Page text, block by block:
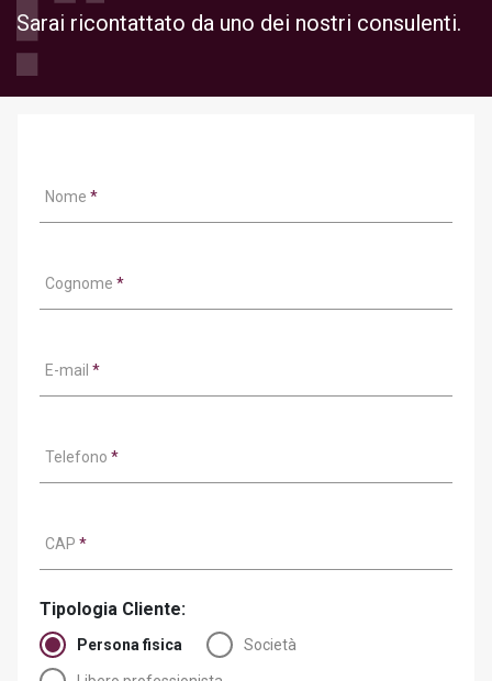
Sarai ricontattato da uno dei nostri consulenti.
Nome *
Cognome *
E-mail *
Telefono *
CAP *
Tipologia Cliente:
Persona fisica Società